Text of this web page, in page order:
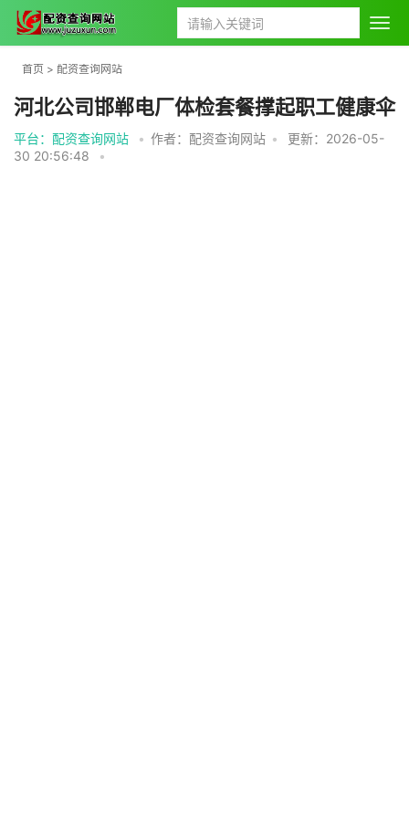
首页 > 配资查询网站
河北公司邯郸电厂体检套餐撑起职工健康伞
平台：配资查询网站 • 作者：配资查询网站 •
更新：2026-05-
30 20:56:48
•